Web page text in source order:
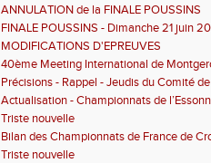
ANNULATION de la FINALE POUSSINS
FINALE POUSSINS - Dimanche 21 juin
MODIFICATIONS D'EPREUVES
40ème Meeting International de
Précisions - Rappel - Jeudis du Comité
Actualisation - Championnats de
Montgeron
Triste nouvelle
Bilan des Championnats de France de
Triste nouvelle